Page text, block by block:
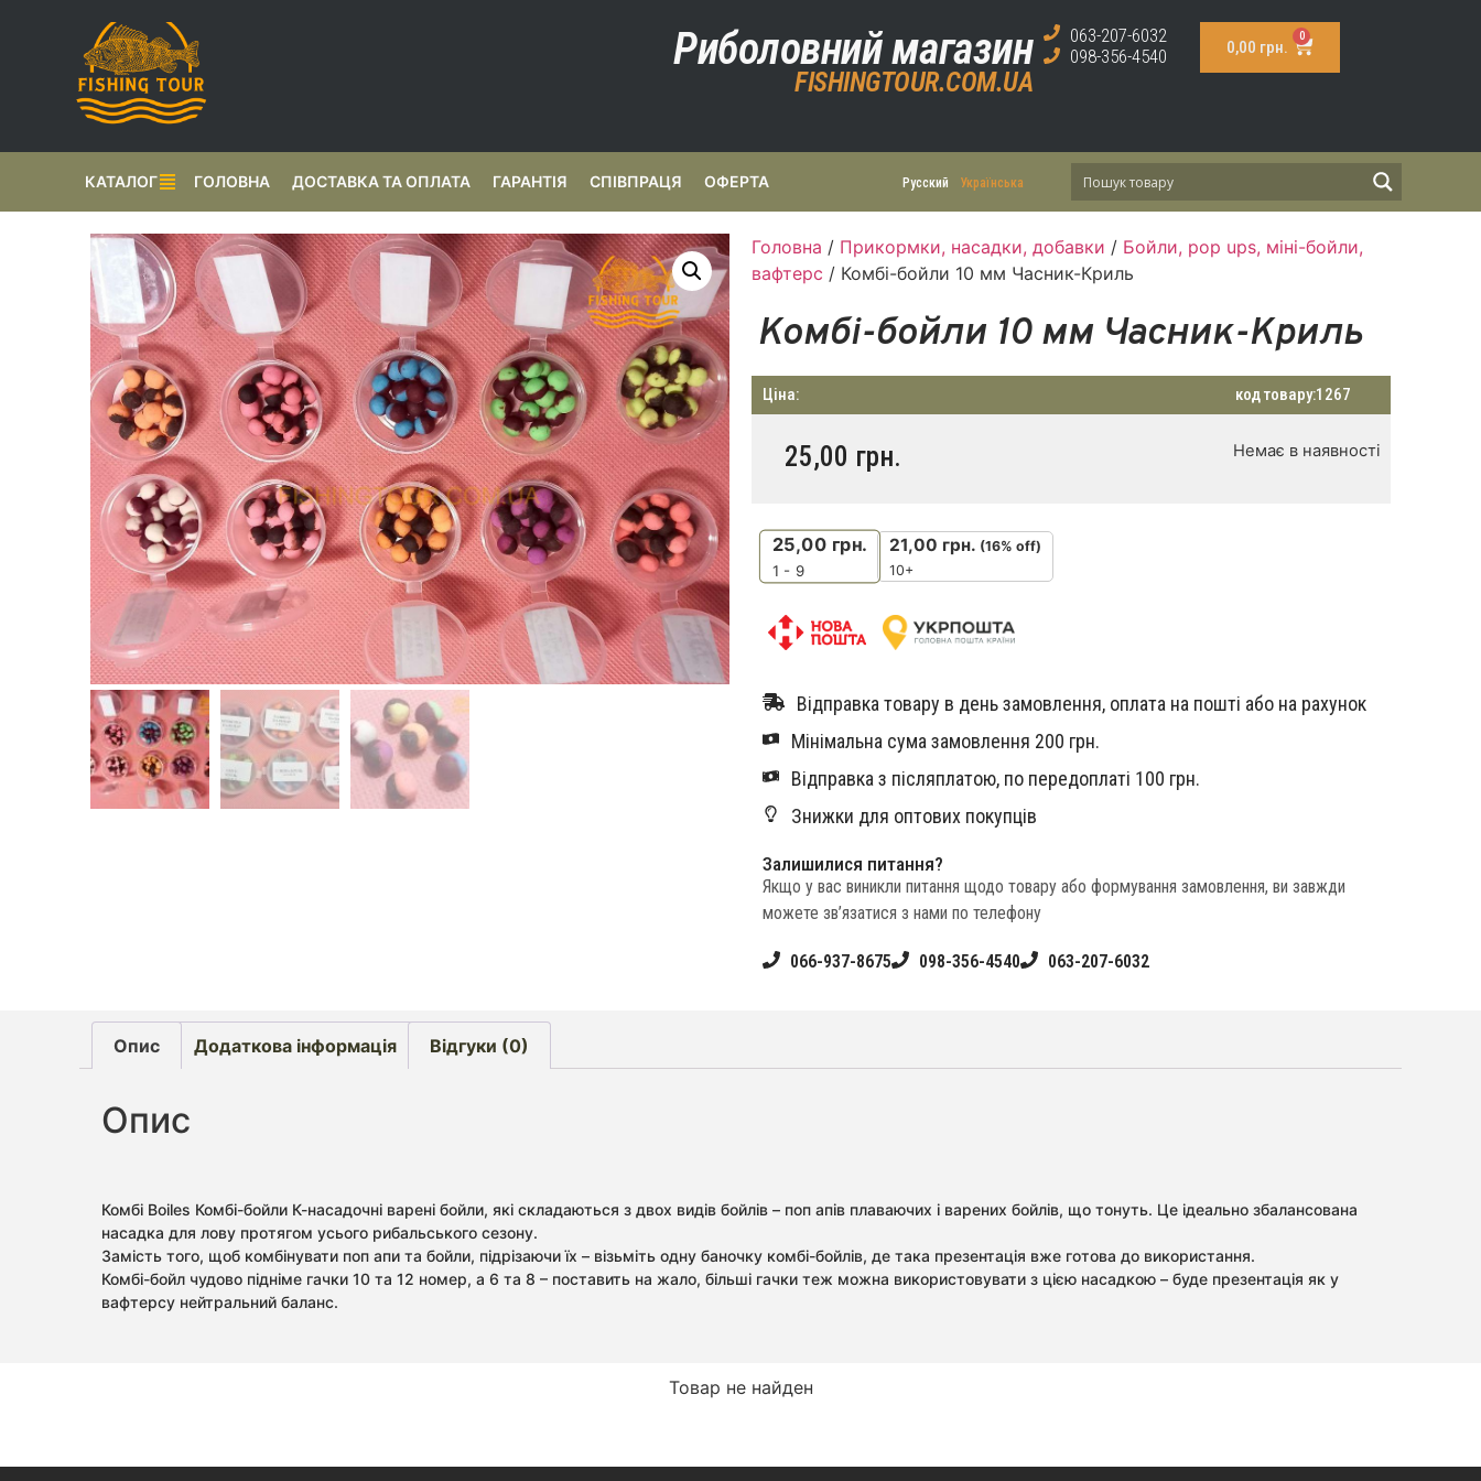
Риболовний магазин
FISHINGTOUR.COM.UA
063-207-6032
098-356-4540
0,00 грн.
0
Русский Українська
КАТАЛОГ ГОЛОВНА ДОСТАВКА ТА ОПЛАТА ГАРАНТІЯ СПІВПРАЦЯ ОФЕРТА
Головна / Прикормки, насадки, добавки / Бойли, pop ups, міні-бойли,
вафтерс / Комбі-бойли 10 мм Часник-Криль
Комбі-бойли 10 мм Часник-Криль
Ціна: код товару:1267
25,00 грн. Немає в наявності
25,00 грн.
1 - 9
21,00 грн. (16% off)
10+
Відправка товару в день замовлення, оплата на пошті або на рахунок
Мінімальна сума замовлення 200 грн.
Відправка з післяплатою, по передоплаті 100 грн.
Знижки для оптових покупців
Залишилися питання?
Якщо у вас виникли питання щодо товару або формування замовлення, ви завжди
можете зв’язатися з нами по телефону
066-937-8675 098-356-4540 063-207-6032
Опис Додаткова інформація Відгуки (0)
Опис
Комбі Boiles Комбі-бойли К-насадочні варені бойли, які складаються з двох видів бойлів – поп апів плаваючих і варених бойлів, що тонуть. Це ідеально збалансована
насадка для лову протягом усього рибальського сезону.
Замість того, щоб комбінувати поп апи та бойли, підрізаючи їх – візьміть одну баночку комбі-бойлів, де така презентація вже готова до використання.
Комбі-бойл чудово підніме гачки 10 та 12 номер, а 6 та 8 – поставить на жало, більші гачки теж можна використовувати з цією насадкою – буде презентація як у
вафтерсу нейтральний баланс.
Товар не найден